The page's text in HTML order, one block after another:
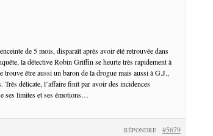
de 5 mois, disparaît après avoir été retrouvée dans
la détective Robin Griffin se heurte très rapidement à
être aussi un baron de la drogue mais aussi à G.J.,
délicate, l’affaire finit par avoir des incidences
ses limites et ses émotions…
#5679
RÉPONDRE